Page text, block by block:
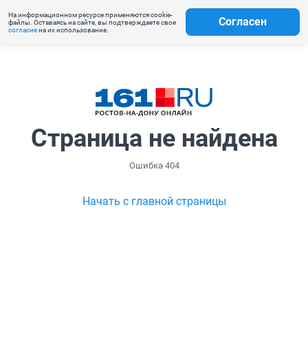
На информационном ресурсе применяются cookie-
файлы. Оставаясь на сайте, вы подтверждаете свое
согласиена их использование.
Согласен
Страница не найдена
Ошибка 404
Начать с главной страницы